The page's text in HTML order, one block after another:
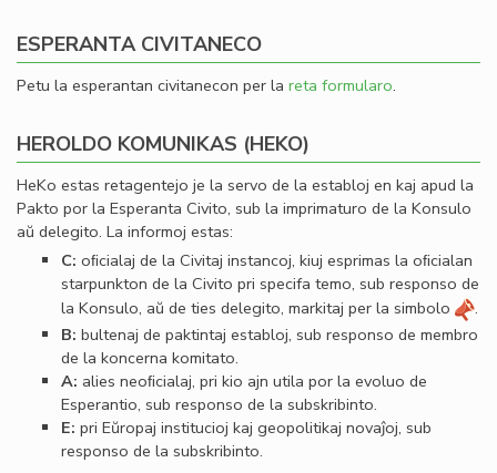
ESPERANTA CIVITANECO
Petu la esperantan civitanecon per la reta formularo.
HEROLDO KOMUNIKAS (HEKO)
HeKo estas retagentejo je la servo de la establoj en kaj apud la
Pakto por la Esperanta Civito, sub la imprimaturo de la Konsulo
aŭ delegito. La informoj estas:
C: oﬁcialaj de la Civitaj instancoj, kiuj esprimas la oﬁcialan
starpunkton de la Civito pri specifa temo, sub responso de
la Konsulo, aŭ de ties delegito, markitaj per la simbolo
.
B: bultenaj de paktintaj establoj, sub responso de membro
de la koncerna komitato.
A: alies neoﬁcialaj, pri kio ajn utila por la evoluo de
Esperantio, sub responso de la subskribinto.
E: pri Eŭropaj institucioj kaj geopolitikaj novaĵoj, sub
responso de la subskribinto.